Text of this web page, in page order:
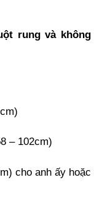
rung và không
– 102cm)
cho anh ấy hoặc